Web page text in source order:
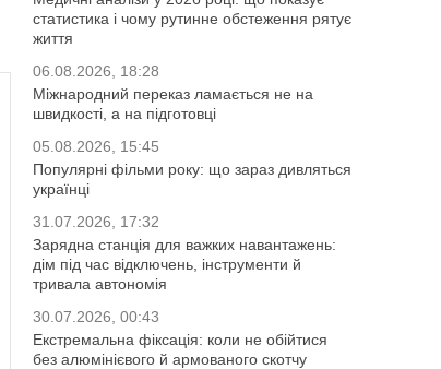
статистика і чому рутинне обстеження рятує
життя
06.08.2026, 18:28
Міжнародний переказ ламається не на
швидкості, а на підготовці
05.08.2026, 15:45
Популярні фільми року: що зараз дивляться
українці
31.07.2026, 17:32
Зарядна станція для важких навантажень:
дім під час відключень, інструменти й
тривала автономія
30.07.2026, 00:43
Екстремальна фіксація: коли не обійтися
без алюмінієвого й армованого скотчу